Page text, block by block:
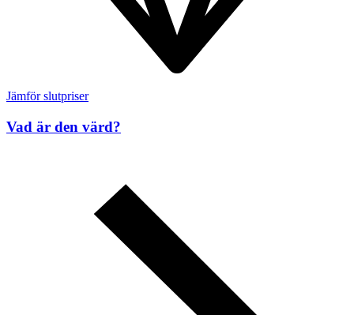
Jämför slutpriser
Vad är den värd?